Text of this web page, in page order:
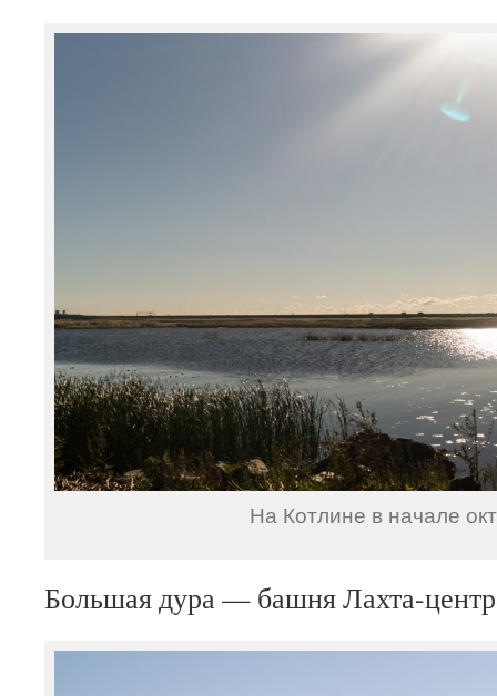
На Котлине в начале
Большая дура — башня Лахта-